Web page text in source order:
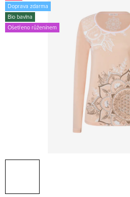
Doprava zdarma
Bio bavlna
Ošetřeno růženínem